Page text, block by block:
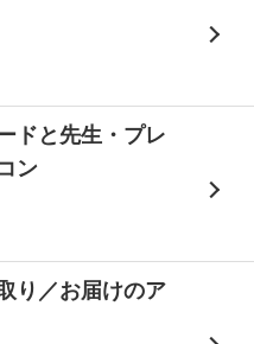
ドと先生・プレ
ン
り／お届けのア